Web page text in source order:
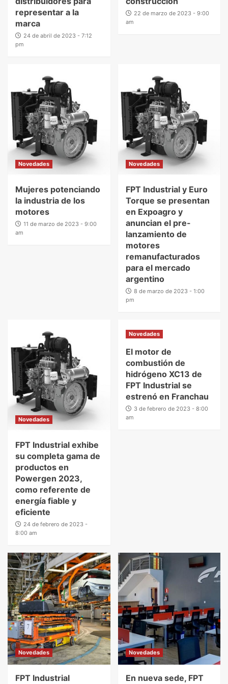
representar a la
marca
24 de abril de 2023 - 7:12
pm
22 de marzo de 2023 - 9:00
am
Novedades
Mujeres potenciando
la industria de los
motores
11 de marzo de 2023 - 9:00
am
Novedades
FPT Industrial y Euro
Torque se presentan
en Expoagro y
anuncian el pre-
lanzamiento de
motores
remanufacturados
para el mercado
argentino
8 de marzo de 2023 - 1:00
pm
Novedades
FPT Industrial exhibe
su completa gama de
productos en
Powergen 2023,
como referente de
energía fiable y
eficiente
24 de febrero de 2023 -
8:00 am
Novedades
El motor de
combustión de
hidrógeno XC13 de
FPT Industrial se
estrenó en Franchau
3 de febrero de 2023 - 8:00
am
Novedades
FPT Industrial
Novedades
En nueva sede, FPT